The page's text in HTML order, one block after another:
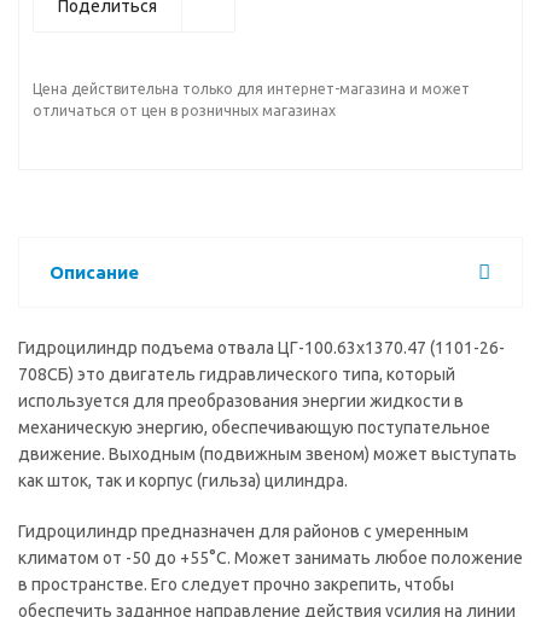
Поделиться
Цена действительна только для интернет-магазина и может
отличаться от цен в розничных магазинах
Описание
Гидроцилиндр подъема отвала ЦГ-100.63х1370.47 (1101-26-
708СБ) это двигатель гидравлического типа, который
используется для преобразования энергии жидкости в
механическую энергию, обеспечивающую поступательное
движение. Выходным (подвижным звеном) может выступать
как шток, так и корпус (гильза) цилиндра.
Гидроцилиндр предназначен для районов с умеренным
климатом от -50 до +55°С. Может занимать любое положение
в пространстве. Его следует прочно закрепить, чтобы
обеспечить заданное направление действия усилия на линии